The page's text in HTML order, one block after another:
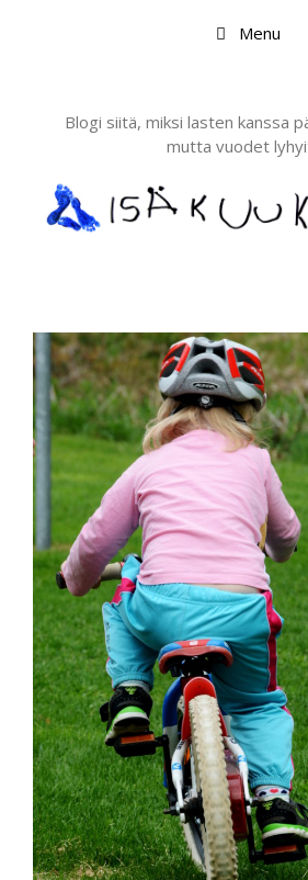
Menu
Blogi siitä, miksi lasten kanssa
mutta vuodet